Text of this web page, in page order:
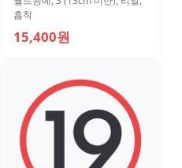
흡착
15,400원